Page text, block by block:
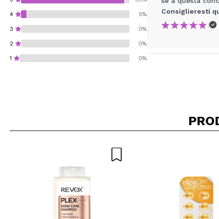
4 5%
3 0%
2 0%
1 0%
Consiglieresti
Consiglieresti
|